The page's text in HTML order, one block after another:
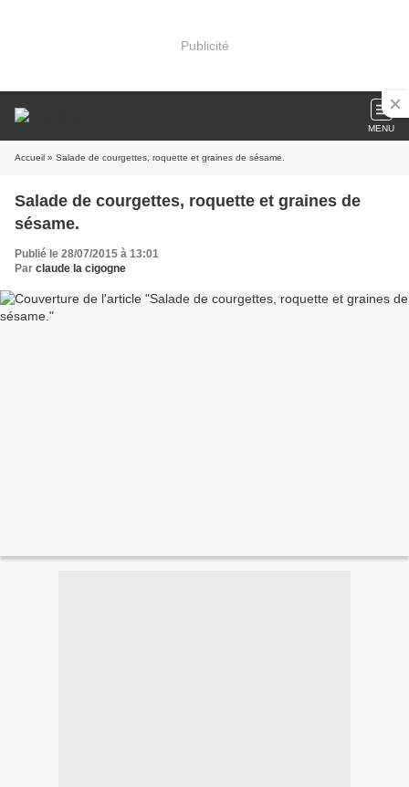
Publicité
MENU
Accueil » Salade de courgettes, roquette et graines de sésame.
Salade de courgettes, roquette et graines de
sésame.
Publié le 28/07/2015 à 13:01
Par claude la cigogne